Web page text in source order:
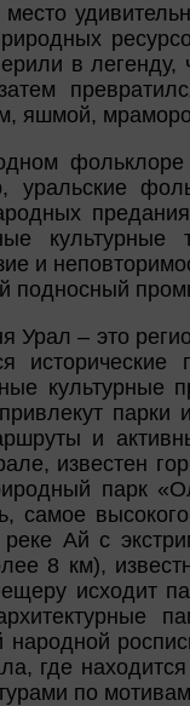
в легенду,
яшмой,
фольклоре
уральские
культурные
и
подносный
Урал – это
культурные
парки
и
известен
парк
самое
Ай с
8 км),
исходит
народной
где
по